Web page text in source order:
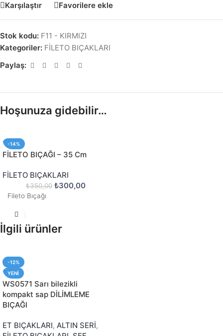
Karşılaştır Favorilere ekle
Stok kodu: F11 - KIRMIZI
Kategoriler: FİLETO BIÇAKLARI
Paylaş:
Hoşunuza gidebilir…
-14%
FİLETO BIÇAĞI – 35 Cm
FİLETO BIÇAKLARI
₺350,00 ₺300,00
Fileto Bıçağı
İlgili ürünler
-12%
YENI
WS0571 Sarı bilezikli
kompakt sap DİLİMLEME
BIÇAĞI
ET BIÇAKLARI, ALTIN SERİ,